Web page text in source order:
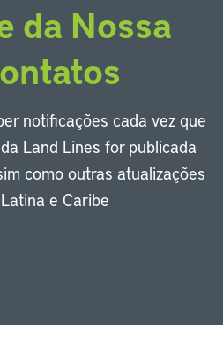
da Nossa
notificações cada vez que
Land Lines for publicada
como outras atualizações
e Caribe